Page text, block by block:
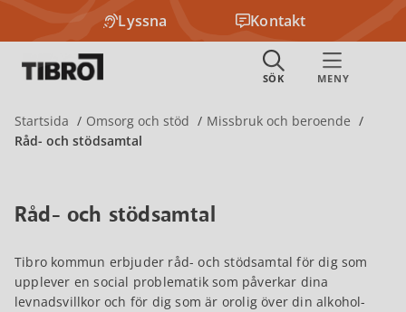
Lyssna Kontakt
Startsida Omsorg och stöd
Missbruk och beroende
Råd- och stödsamtal
Råd- och stödsamtal
Tibro kommun erbjuder råd- och stödsamtal för dig som
upplever en social problematik som påverkar dina
levnadsvillkor och för dig som är orolig över din alkohol-